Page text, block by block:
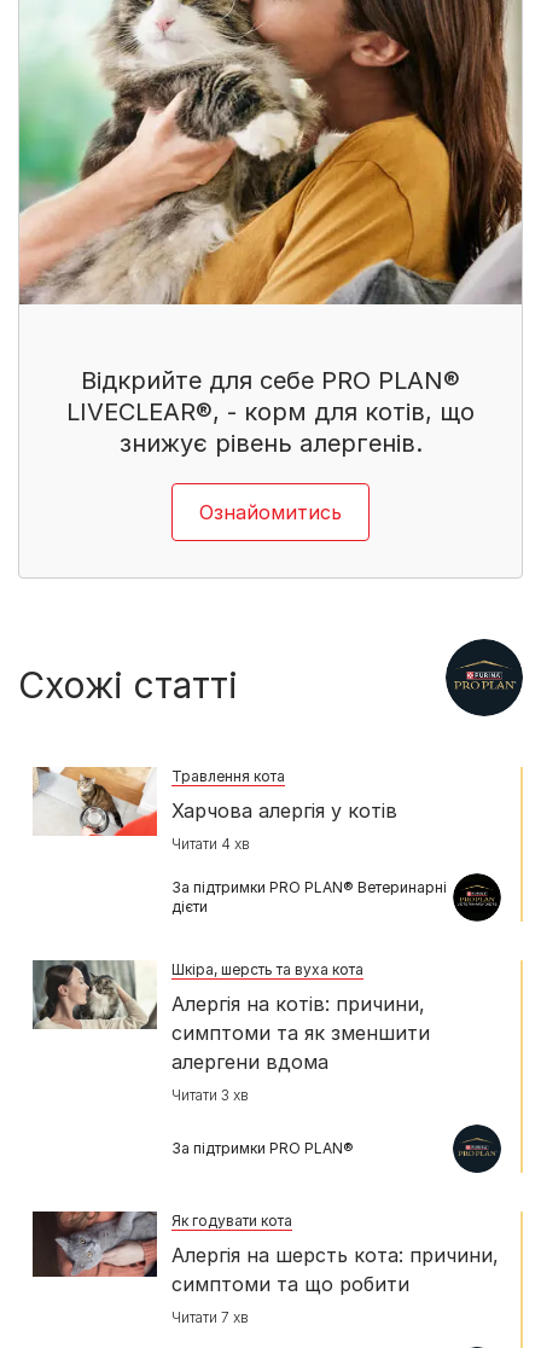
Відкрийте для себе PRO PLAN®
LIVECLEAR®, - корм для котів, що
знижує рівень алергенів.
Ознайомитись
Схожі статті
Травлення кота
Харчова алергія у котів
Читати 4 хв
За підтримки PRO PLAN® Ветеринарні
дієти
Шкіра, шерсть та вуха кота
Алергія на котів: причини,
симптоми та як зменшити
алергени вдома
Читати 3 хв
За підтримки PRO PLAN®
Як годувати кота
Алергія на шерсть кота: причини,
симптоми та що робити
Читати 7 хв